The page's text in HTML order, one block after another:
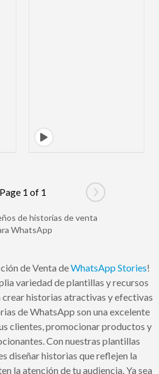
page
Page 1 of 1
Go to next
de historias de venta
WhatsApp
de Venta deWhatsApp Stories!
variedad de plantillas y recursos
crear historias atractivas y efectivas
de WhatsApp son una excelente
clientes, promocionar productos y
Con nuestras plantillas
diseñar historias que reflejen la
la atención de tu audiencia. Ya sea